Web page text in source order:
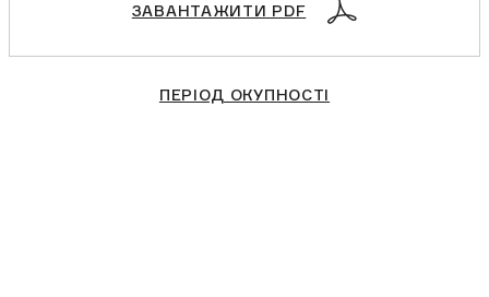
ЗАВАНТАЖИТИ PDF
ПЕРІОД ОКУПНОСТІ